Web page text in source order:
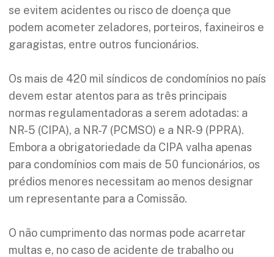
se evitem acidentes ou risco de doença que
podem acometer zeladores, porteiros, faxineiros e
garagistas, entre outros funcionários.
Os mais de 420 mil síndicos de condomínios no país
devem estar atentos para as três principais
normas regulamentadoras a serem adotadas: a
NR-5 (CIPA), a NR-7 (PCMSO) e a NR-9 (PPRA).
Embora a obrigatoriedade da CIPA valha apenas
para condomínios com mais de 50 funcionários, os
prédios menores necessitam ao menos designar
um representante para a Comissão.
O não cumprimento das normas pode acarretar
multas e, no caso de acidente de trabalho ou